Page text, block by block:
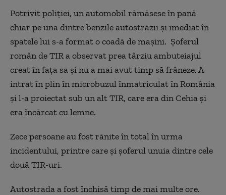
Potrivit poliției, un automobil rămăsese în pană
chiar pe una dintre benzile autostrăzii și imediat în
spatele lui s-a format o coadă de mașini. Șoferul
român de TIR a observat prea târziu ambuteiajul
creat în fața sa și nu a mai avut timp să frâneze.A
intrat în plin în microbuzul înmatriculat în România
și l-a proiectat sub un alt TIR, care era din Cehia și
era încărcat cu lemne.
Zece persoane au fost rănite în totalîn urma
incidentului, printre care și șoferul unuia dintre cele
două TIR-uri.
Autostrada a fost închisă timp de mai multe ore.